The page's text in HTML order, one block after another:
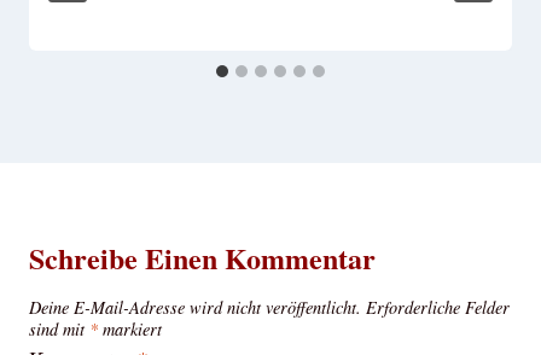
Schreibe Einen Kommentar
Deine E-Mail-Adresse wird nicht veröffentlicht. Erforderliche Felder
sind mit * markiert